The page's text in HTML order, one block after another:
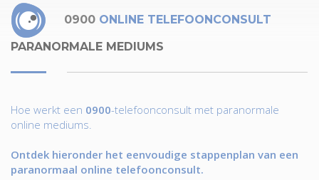
0900 ONLINE TELEFOONCONSULT
PARANORMALE MEDIUMS
Hoe werkt een 0900-telefoonconsult met paranormale
online mediums.
Ontdek hieronder het eenvoudige stappenplan van een
paranormaal online telefoonconsult.